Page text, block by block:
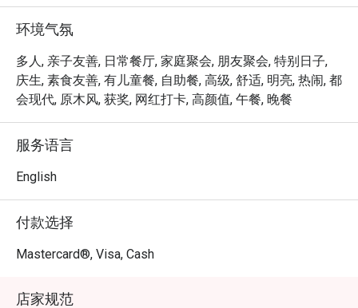
无论您是想享用一顿快速的晚餐，还是悠闲地度过一个美
好的夜晚，这里的独特魅力都将让您难以忘怀：
菜单是 Chef Wan 旅游经验的精湛结晶，将暖心暖胃的传
承食谱如 Cucur Udang，与丰盛的国际菜肴完美结合。这
馨的环境中呈献，让每一餐都像是一场特别的庆典。这里
是一个真正在地瑰宝，让您在体验马来西亚标志性热情好
客的同时，品尝世界级的风味。
🍽️ 精选推荐
・一道道温暖人心的经典马来西亚风味，与备受欢迎的国
际佳肴。
人人喜爱的经典美食。
环境气氛
多人, 亲子友善, 日常餐厅, 家庭聚会, 朋友聚会, 特别日子,
庆生, 素食友善, 有儿童餐, 自助餐, 高级, 舒适, 明亮, 热闹, 都
会现代, 原木风, 获奖, 网红打卡, 高颜值, 午餐, 晚餐
服务语言
English
付款选择
Mastercard®, Visa, Cash
店家规范